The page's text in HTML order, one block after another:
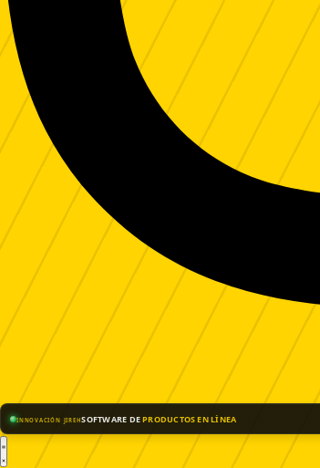
INNOVACIÓN JIREHSOFTWARE DEPRODUCTOS EN LÍNEA